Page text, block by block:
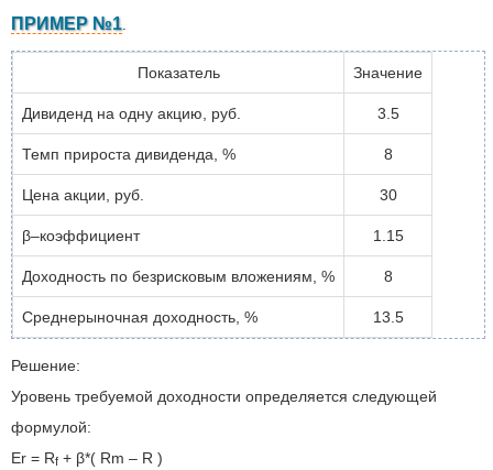
ПРИМЕР №1
Показатель Значение
Дивиденд на одну акцию, руб. 3.5
Темп прироста дивиденда, % 8
Цена акции, руб. 30
β–коэффициент 1.15
Доходность по безрисковым вложениям, % 8
Среднерыночная доходность, % 13.5
Решение:
Уровень требуемой доходности определяется следующей
формулой:
Er = Rf + β*( Rm – R )